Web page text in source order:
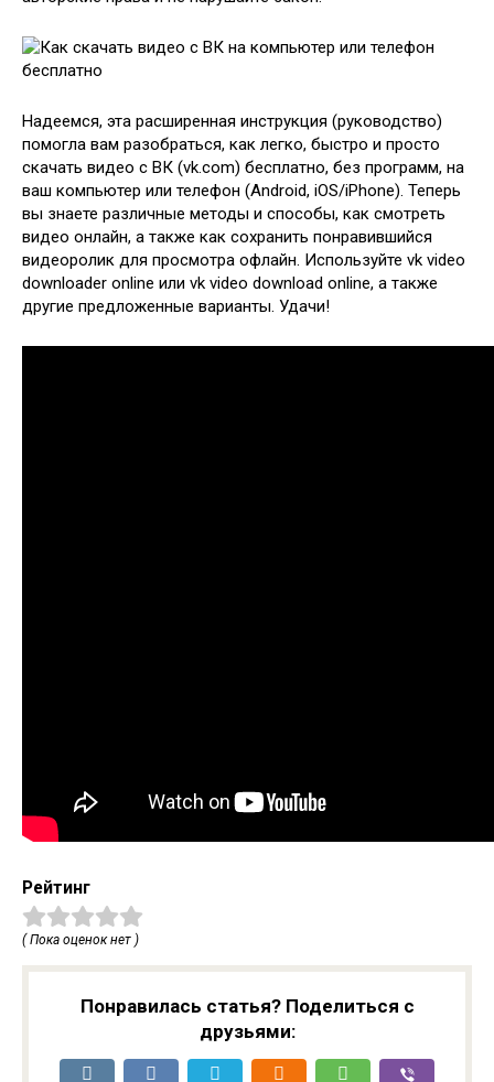
Надеемся, эта расширенная инструкция (руководство)
помогла вам разобраться, как легко, быстро и просто
скачать видео с ВК (vk.com) бесплатно, без программ, на
ваш компьютер или телефон (Android, iOS/iPhone). Теперь
вы знаете различные методы и способы, как смотреть
видео онлайн, а также как сохранить понравившийся
видеоролик для просмотра офлайн. Используйте vk video
downloader online или vk video download online, а также
другие предложенные варианты. Удачи!
Рейтинг
( Пока оценок нет )
Понравилась статья? Поделиться с
друзьями: